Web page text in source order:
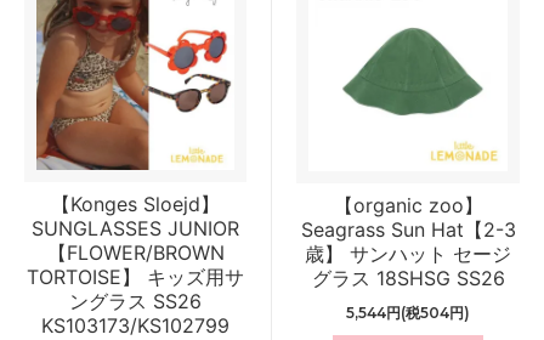
【Konges Sloejd】
SUNGLASSES JUNIOR
【FLOWER/BROWN
TORTOISE】 キッズ用サ
ングラス SS26
KS103173/KS102799
【organic zoo】
Seagrass Sun Hat【2-3
歳】 サンハット セージ
グラス 18SHSG SS26
5,544円(税504円)